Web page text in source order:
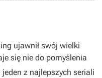
ujawnił swój wielki
się nie do pomyślenia
z najlepszych seriali